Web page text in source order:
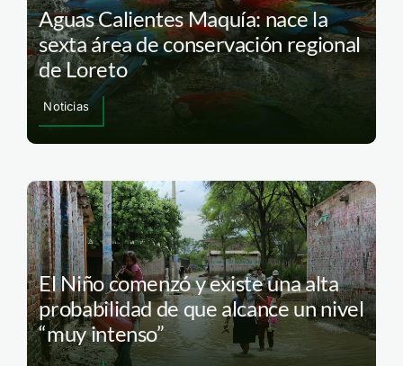
Aguas Calientes Maquía: nace la
sexta área de conservación regional
de Loreto
Noticias
El Niño comenzó y existe una alta
probabilidad de que alcance un nivel
“muy intenso”